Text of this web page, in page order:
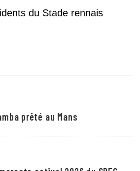
du Stade rennais
prêté au Mans